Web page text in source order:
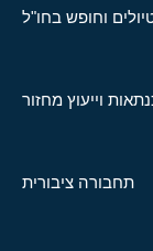
וחופש בחו"ל
וייעוץ מחזור
תחבורה ציבורית